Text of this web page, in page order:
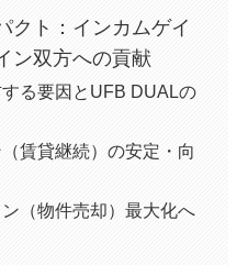
クト：インカムゲイ
ン双方への貢献
る要因とUFB DUALの
賃貸継続）の安定・向
（物件売却）最大化へ